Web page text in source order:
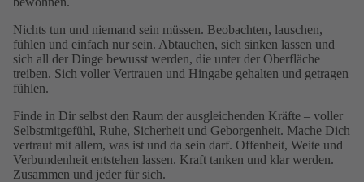
Nichts tun und niemand sein müssen. Beobachten, lauschen,
fühlen und einfach nur sein. Abtauchen, sich sinken lassen und
sich all der Dinge bewusst werden, die unter der Oberfläche
treiben. Sich voller Vertrauen und Hingabe gehalten und getragen
fühlen.
Finde in Dir selbst den Raum der ausgleichenden Kräfte – voller
Selbstmitgefühl, Ruhe, Sicherheit und Geborgenheit. Mache Dich
vertraut mit allem, was ist und da sein darf. Offenheit, Weite und
Verbundenheit entstehen lassen. Kraft tanken und klar werden.
Zusammen und jeder für sich.